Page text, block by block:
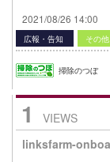
2021/08/26 14:00
広報・告知 その他
掃除のつぼ
1
VIEWS
linksfarm-